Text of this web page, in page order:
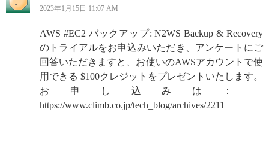
2023年1月15日 11:07 AM
AWS #EC2 バックアップ: N2WS Backup & Recovery
のトライアルをお申込みいただき、アンケートにご
回答いただきますと、お使いのAWSアカウントで使
用できる $100クレジットをプレゼントいたします。
お申し込みは：
https://www.climb.co.jp/tech_blog/archives/2211